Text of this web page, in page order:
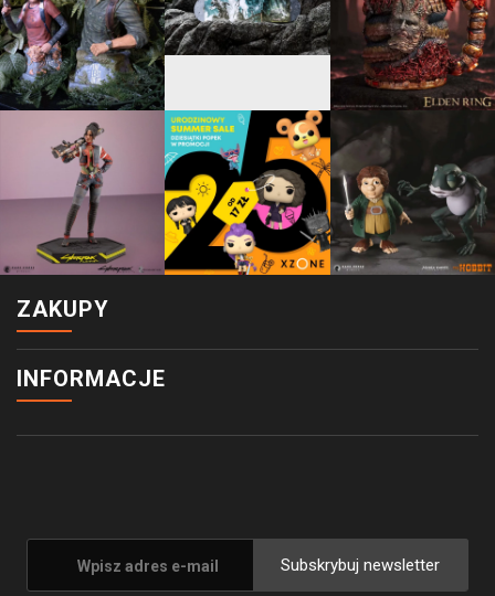
ZAKUPY
INFORMACJE
Subskrybuj newsletter